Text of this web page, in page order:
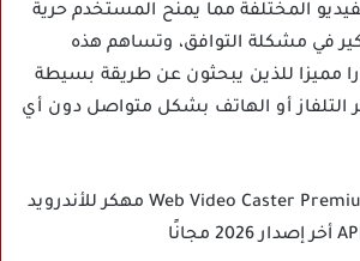
المختلفة مما يمنح المستخدم حرية
في مشكلة التوافق، وتساهم هذه
مميزا للذين يبحثون عن طريقة بسيطة
التلفاز أو الهاتف بشكل متواصل دون أي